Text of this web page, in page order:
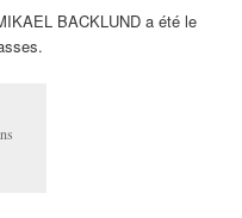
BACKLUND a été le